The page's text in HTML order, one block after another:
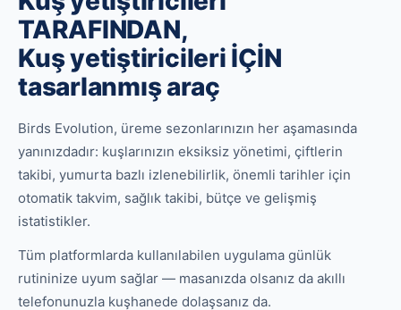
TARAFINDAN,
Kuş yetiştiricileri İÇİN
tasarlanmış araç
Birds Evolution, üreme sezonlarınızın her aşamasında
yanınızdadır: kuşlarınızın eksiksiz yönetimi, çiftlerin
takibi, yumurta bazlı izlenebilirlik, önemli tarihler için
otomatik takvim, sağlık takibi, bütçe ve gelişmiş
istatistikler.
Tüm platformlarda kullanılabilen uygulama günlük
rutininize uyum sağlar — masanızda olsanız da akıllı
telefonunuzla kuşhanede dolaşsanız da.